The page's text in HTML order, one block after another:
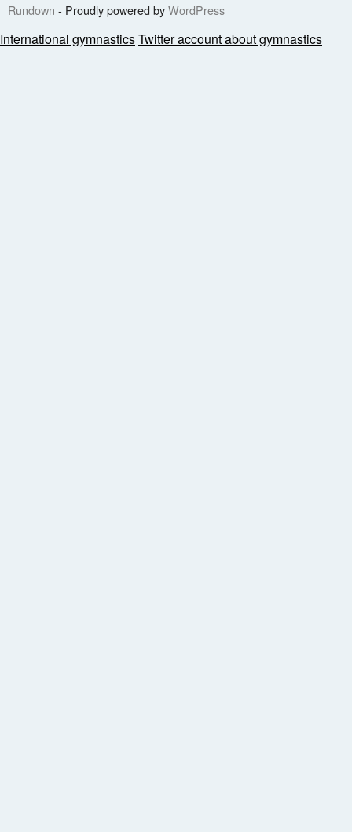
Rundown - Proudly powered byWordPress
International gymnasticsTwitter account about gymnastics